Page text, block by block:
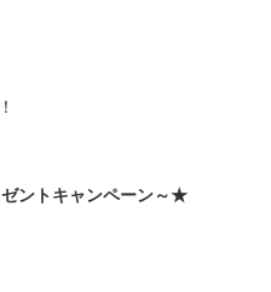
ントキャンペーン～★